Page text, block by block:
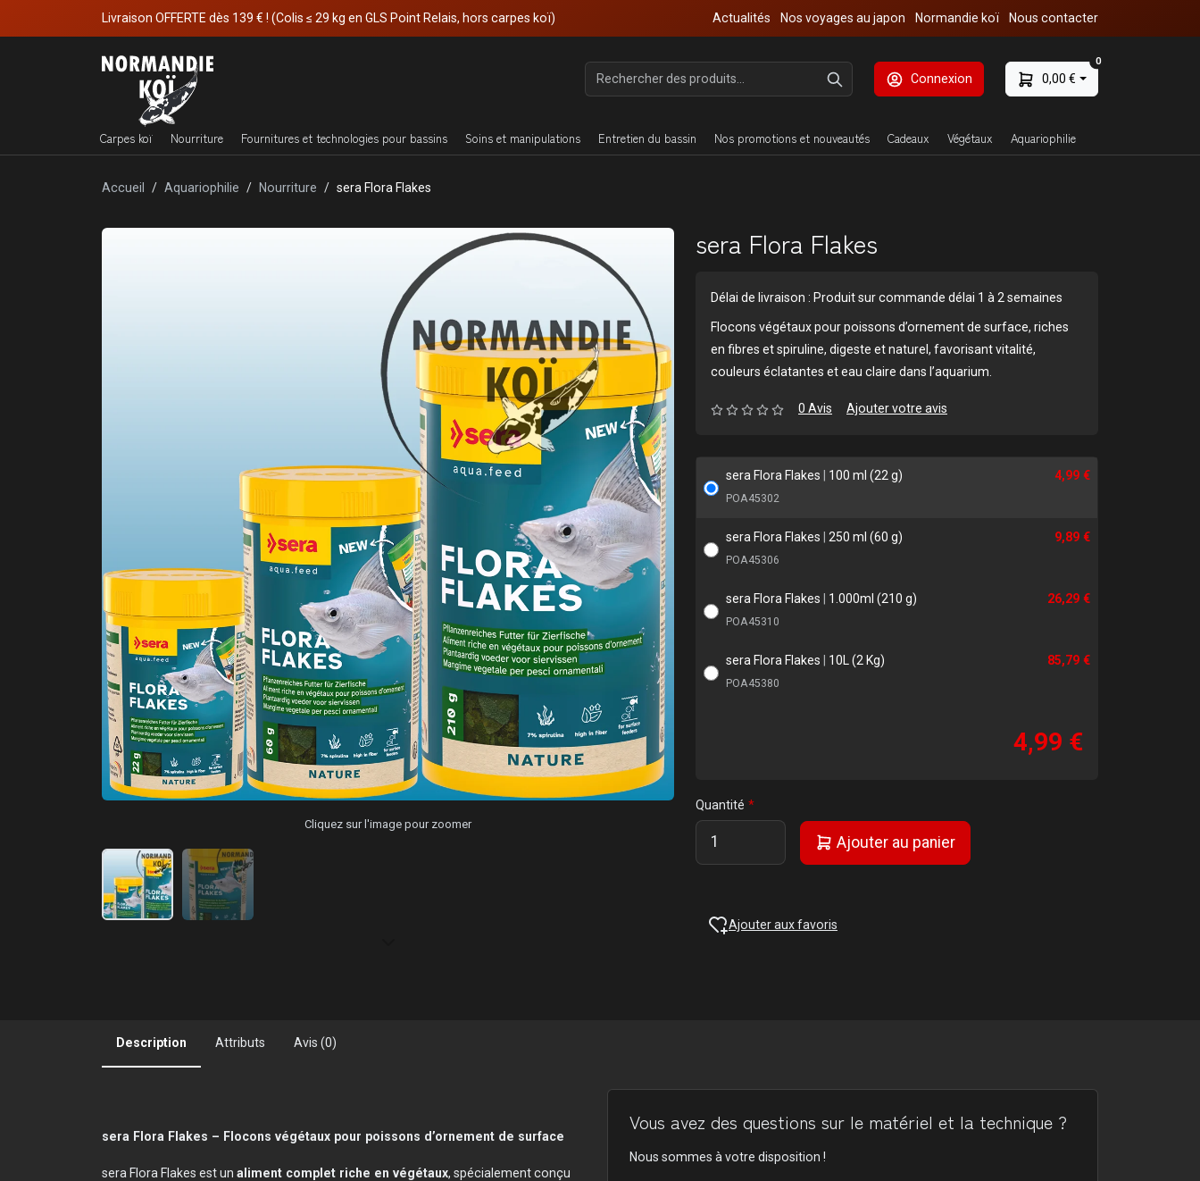
Livraison OFFERTE dès 139 € ! (Colis ≤ 29 kg en GLS Point Relais, hors carpes koï) Actualités Nos voyages au japon Normandie koï Nous contacter
Connexion 0,00 €
0
Carpes koï Nourriture Fournitures et technologies pour bassins Soins et manipulations Entretien du bassin Nos promotions et nouveautés Cadeaux Végétaux Aquariophilie
Accueil Aquariophilie Nourriture sera Flora Flakes
Cliquez sur l'image pour zoomer
sera Flora Flakes
Délai de livraison : Produit sur commande délai 1 à 2 semaines
Flocons végétaux pour poissons d’ornement de surface, riches
en fibres et spiruline, digeste et naturel, favorisant vitalité,
couleurs éclatantes et eau claire dans l’aquarium.
0 Avis Ajouter votre avis
sera Flora Flakes 100 ml (22 g)
POA45302
4,99 €
sera Flora Flakes 250 ml (60 g)
POA45306
9,89 €
sera Flora Flakes 1.000ml (210 g)
POA45310
26,29 €
sera Flora Flakes 10L (2 Kg)
POA45380
85,79 €
4,99 €
Quantité
Ajouter au panier
Ajouter aux favoris
Description Attributs Avis (0)
sera Flora Flakes – Flocons végétaux pour poissons d’ornement de surface
sera Flora Flakes est un aliment complet riche en végétaux, spécialement conçu
Vous avez des questions sur le matériel et la technique ?
Nous sommes à votre disposition !